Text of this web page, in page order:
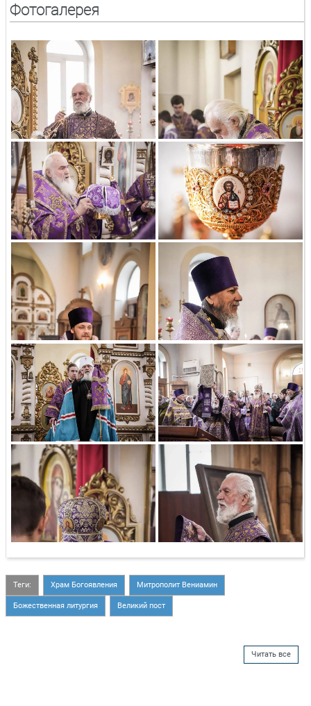
Фотогалерея
Теги: Храм Богоявления Митрополит Вениамин
Божественная литургия Великий пост
Читать все